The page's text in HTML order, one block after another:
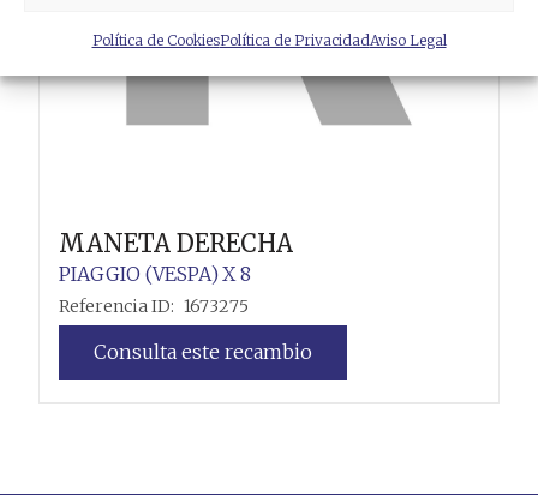
Política de CookiesPolítica de PrivacidadAviso Legal
MANETA DERECHA
PIAGGIO (VESPA)X 8
Referencia ID: 1673275
Consulta este recambio